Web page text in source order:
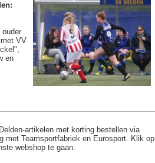
ouder
VV
en
artikelen met korting bestellen via
met Teamsportfabriek en Eurosport. Klik op
webshop te gaan.